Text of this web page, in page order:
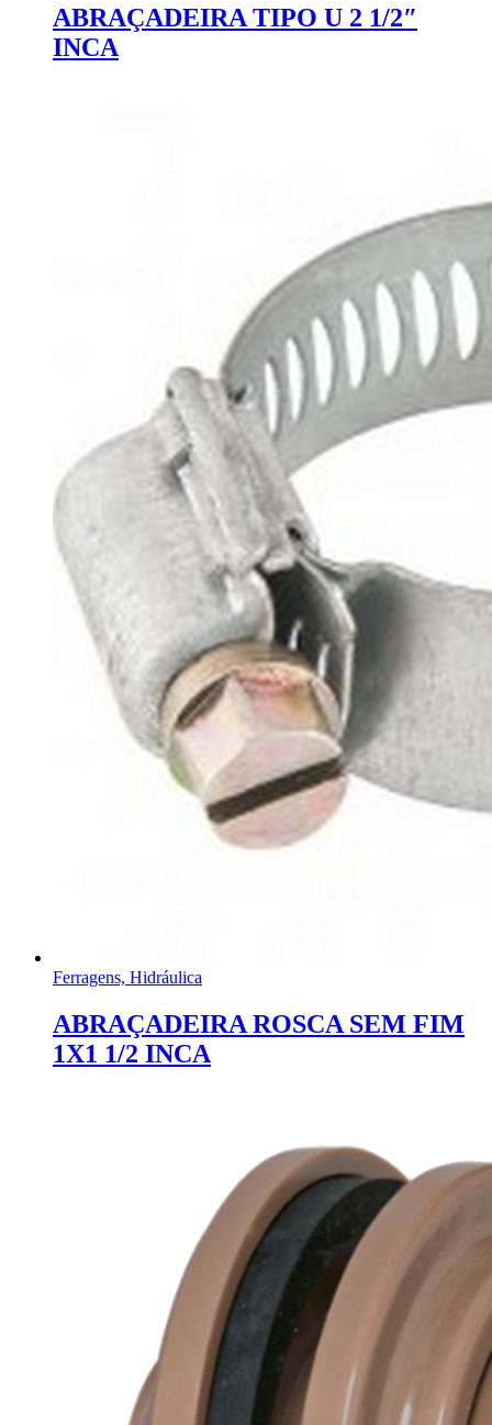
ABRAÇADEIRA TIPO U 2 1/2″
INCA
Ferragens, Hidráulica
ABRAÇADEIRA ROSCA SEM FIM
1X1 1/2 INCA